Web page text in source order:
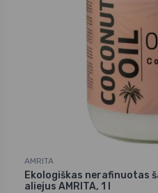
AMRITA
Ekologiškas nerafinuotas
aliejus AMRITA, 1 l